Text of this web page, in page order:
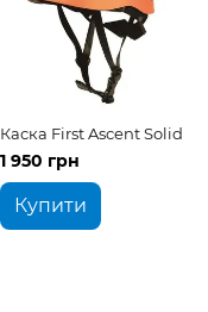
Каска First Ascent Solid
1 950 грн
Купити